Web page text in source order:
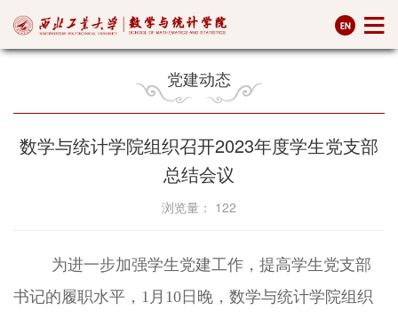
党建动态
数学与统计学院组织召开2023年度学生党支部
总结会议
浏览量： 122
为进一步加强学生党建工作，提高学生党支部
书记的履职水平，1月10日晚，数学与统计学院组织